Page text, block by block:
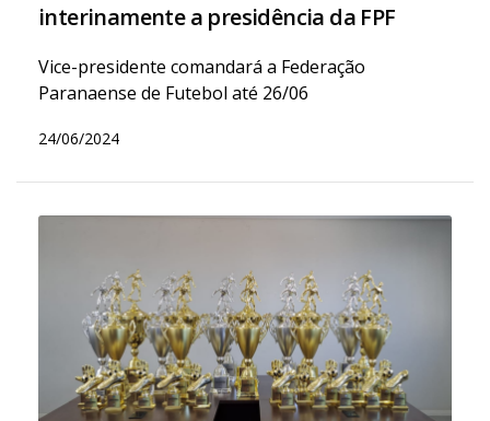
interinamente a presidência da FPF
Vice-presidente comandará a Federação
Paranaense de Futebol até 26/06
24/06/2024